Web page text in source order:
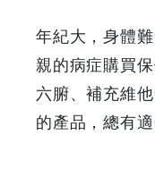
年紀大，身體
親的病症購買
六腑、補充維
的產品，總有